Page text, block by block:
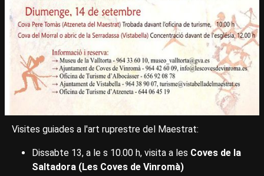
Visites guiades a l'art ruprestre del Maestrat:
Dissabte 13, a le s 10.00 h, visita a les Coves de la
Saltadora (Les Coves de Vinromà)